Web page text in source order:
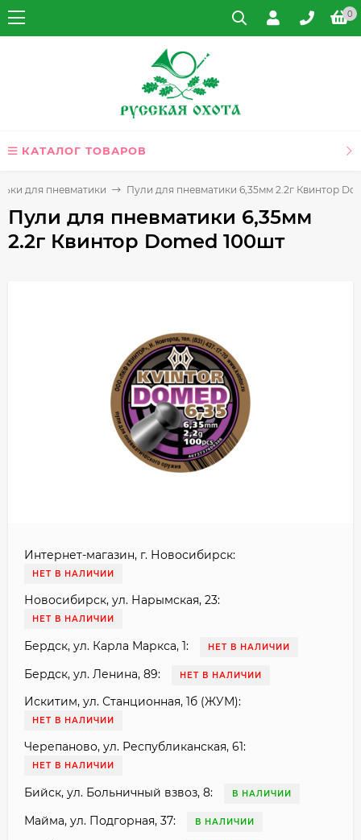
0
КАТАЛОГ ТОВАРОВ
для пневматики Пули для пневматики 6,35мм 2.2г Квинтор
Пули для пневматики 6,35мм
2.2г Квинтор Domed 100шт
Интернет-магазин, г. Новосибирск:
НЕТ В НАЛИЧИИ
Новосибирск, ул. Нарымская, 23:
НЕТ В НАЛИЧИИ
Бердск, ул. Карла Маркса, 1: НЕТ В НАЛИЧИИ
Бердск, ул. Ленина, 89: НЕТ В НАЛИЧИИ
Искитим, ул. Станционная, 1б (ЖУМ):
НЕТ В НАЛИЧИИ
Черепаново, ул. Республиканская, 61:
НЕТ В НАЛИЧИИ
Бийск, ул. Больничный взвоз, 8: В НАЛИЧИИ
Майма, ул. Подгорная, 37: В НАЛИЧИИ